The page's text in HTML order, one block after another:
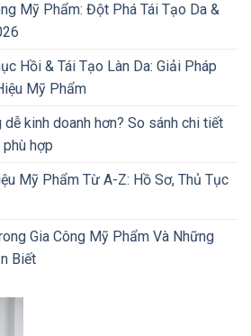
Mỹ Phẩm: Đột Phá Tái Tạo Da &
Hồi & Tái Tạo Làn Da: Giải Pháp
Mỹ Phẩm
kinh doanh hơn? So sánh chi tiết
hợp
Mỹ Phẩm Từ A-Z: Hồ Sơ, Thủ Tục
Gia Công Mỹ Phẩm Và Những
Biết